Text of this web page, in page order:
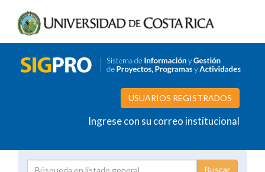
USUARIOS REGISTRADOS
Ingrese con su correo institucional